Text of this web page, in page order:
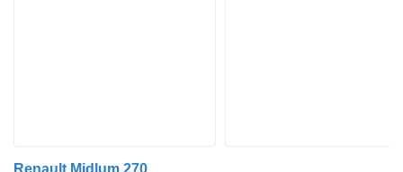
Renault Midlum 270